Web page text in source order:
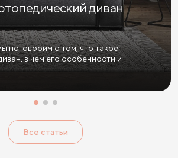
Диваны с подушками
Диваны софа Диваны из велюра
диван
поговорим о том, что такое
в чем его особенности и
Все статьи